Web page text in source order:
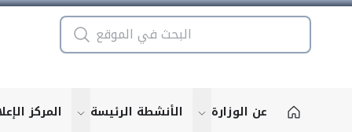
عن الوزارة show submenu for "More"
الأنشطة الرئيسة for "More"
المركز